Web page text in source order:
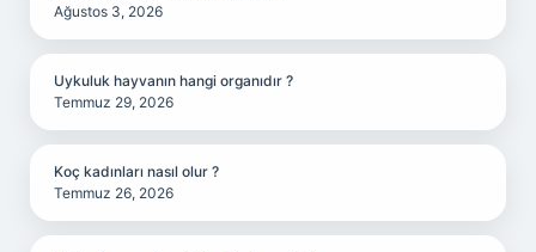
Ağustos 3, 2026
Uykuluk hayvanın hangi organıdır ?
Temmuz 29, 2026
Koç kadınları nasıl olur ?
Temmuz 26, 2026